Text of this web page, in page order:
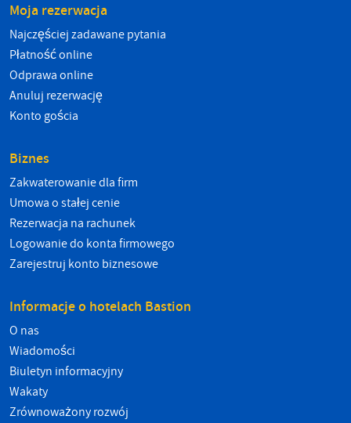
Moja rezerwacja
Najczęściej zadawane pytania
Płatność online
Odprawa online
Anuluj rezerwację
Konto gościa
Biznes
Zakwaterowanie dla firm
Umowa o stałej cenie
Rezerwacja na rachunek
Logowanie do konta firmowego
Zarejestruj konto biznesowe
Informacje o hotelach Bastion
O nas
Wiadomości
Biuletyn informacyjny
Wakaty
Zrównoważony rozwój